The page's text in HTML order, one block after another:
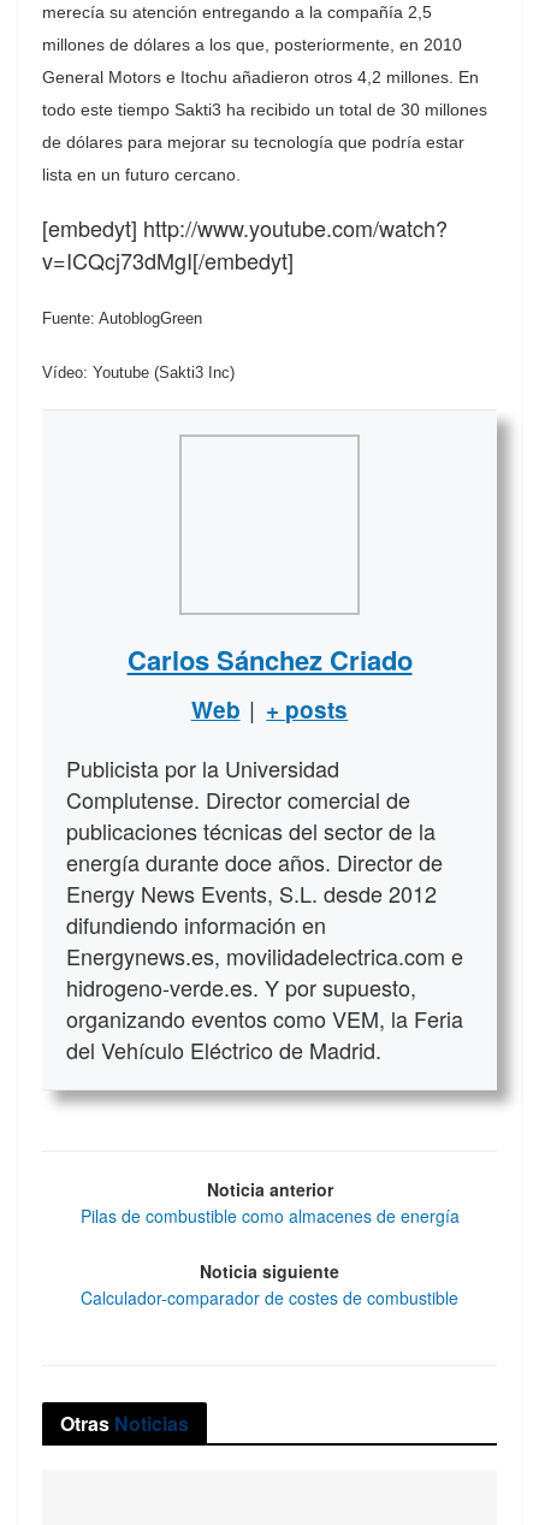
merecía su atención entregando a la compañía 2,5
millones de dólares a los que, posteriormente, en 2010
General Motors e Itochu añadieron otros 4,2 millones. En
todo este tiempo Sakti3 ha recibido un total de 30 millones
de dólares para mejorar su tecnología que podría estar
lista en un futuro cercano.
[embedyt] http://www.youtube.com/watch?
v=ICQcj73dMgI[/embedyt]
Fuente: AutoblogGreen
Vídeo: Youtube (Sakti3 Inc)
Carlos Sánchez Criado
Web | + posts
Publicista por la Universidad
Complutense. Director comercial de
publicaciones técnicas del sector de la
energía durante doce años. Director de
Energy News Events, S.L. desde 2012
difundiendo información en
Energynews.es, movilidadelectrica.com e
hidrogeno-verde.es. Y por supuesto,
organizando eventos como VEM, la Feria
del Vehículo Eléctrico de Madrid.
Noticia anterior
Pilas de combustible como almacenes de energía
Noticia siguiente
Calculador-comparador de costes de combustible
Otras Noticias